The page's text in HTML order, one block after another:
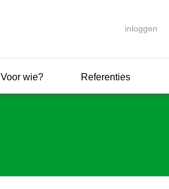
inloggen
Voor wie? Referenties